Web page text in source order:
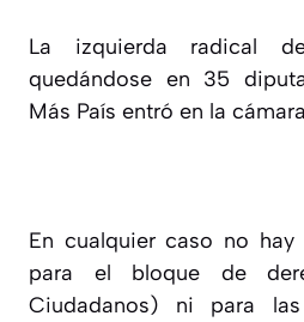
La izquierda radical
quedándose en 35
Más País entró en la
En cualquier caso no
para el bloque de
Ciudadanos) ni para las